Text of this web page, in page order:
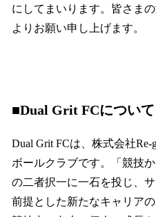
にしてまいります。皆さま
よりお願い申し上げます。
■Dual Grit FCについて
Dual Grit FCは、株式会社Re-
ボールクラブです。「競技
の二者択一に一石を投じ、
前提とした新たなキャリア